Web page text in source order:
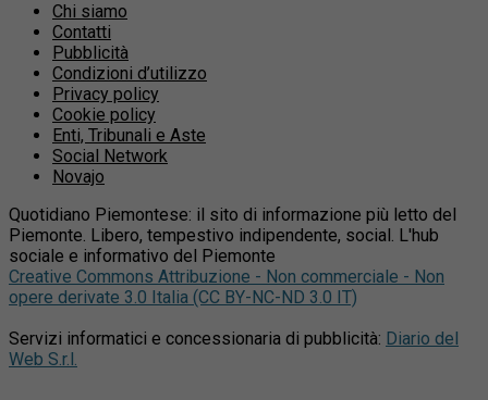
Chi siamo
Contatti
Pubblicità
Condizioni d’utilizzo
Privacy policy
Cookie policy
Enti, Tribunali e Aste
Social Network
Novajo
Quotidiano Piemontese: il sito di informazione più letto del
Piemonte. Libero, tempestivo indipendente, social. L'hub
sociale e informativo del Piemonte
Creative Commons Attribuzione - Non commerciale - Non
opere derivate 3.0 Italia (CC BY-NC-ND 3.0 IT)
Servizi informatici e concessionaria di pubblicità: Diario del
Web S.r.l.